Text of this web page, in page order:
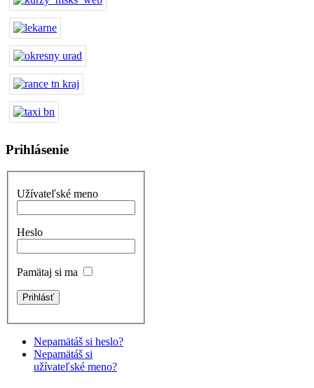
Prihlásenie
Užívateľské meno
Heslo
Pamätaj si ma
Nepamätáš si heslo?
Nepamätáš si
užívateľské meno?